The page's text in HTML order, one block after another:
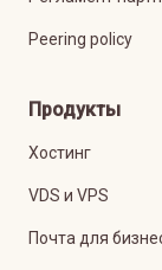
Peering policy
Продукты
Хостинг
VDS и VPS
Почта для